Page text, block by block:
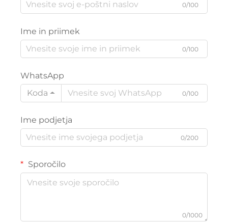
0/100
Ime in priimek
0/100
WhatsApp
Koda
0/100
Ime podjetja
0/200
Sporočilo
0/1000